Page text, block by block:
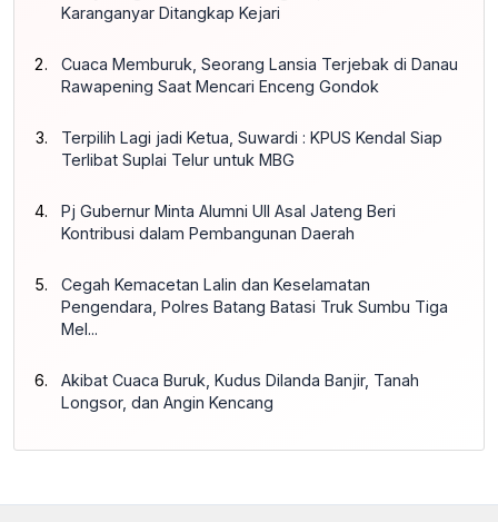
Karanganyar Ditangkap Kejari
Cuaca Memburuk, Seorang Lansia Terjebak di Danau
Rawapening Saat Mencari Enceng Gondok
Terpilih Lagi jadi Ketua, Suwardi : KPUS Kendal Siap
Terlibat Suplai Telur untuk MBG
Pj Gubernur Minta Alumni UII Asal Jateng Beri
Kontribusi dalam Pembangunan Daerah
Cegah Kemacetan Lalin dan Keselamatan
Pengendara, Polres Batang Batasi Truk Sumbu Tiga
Mel...
Akibat Cuaca Buruk, Kudus Dilanda Banjir, Tanah
Longsor, dan Angin Kencang